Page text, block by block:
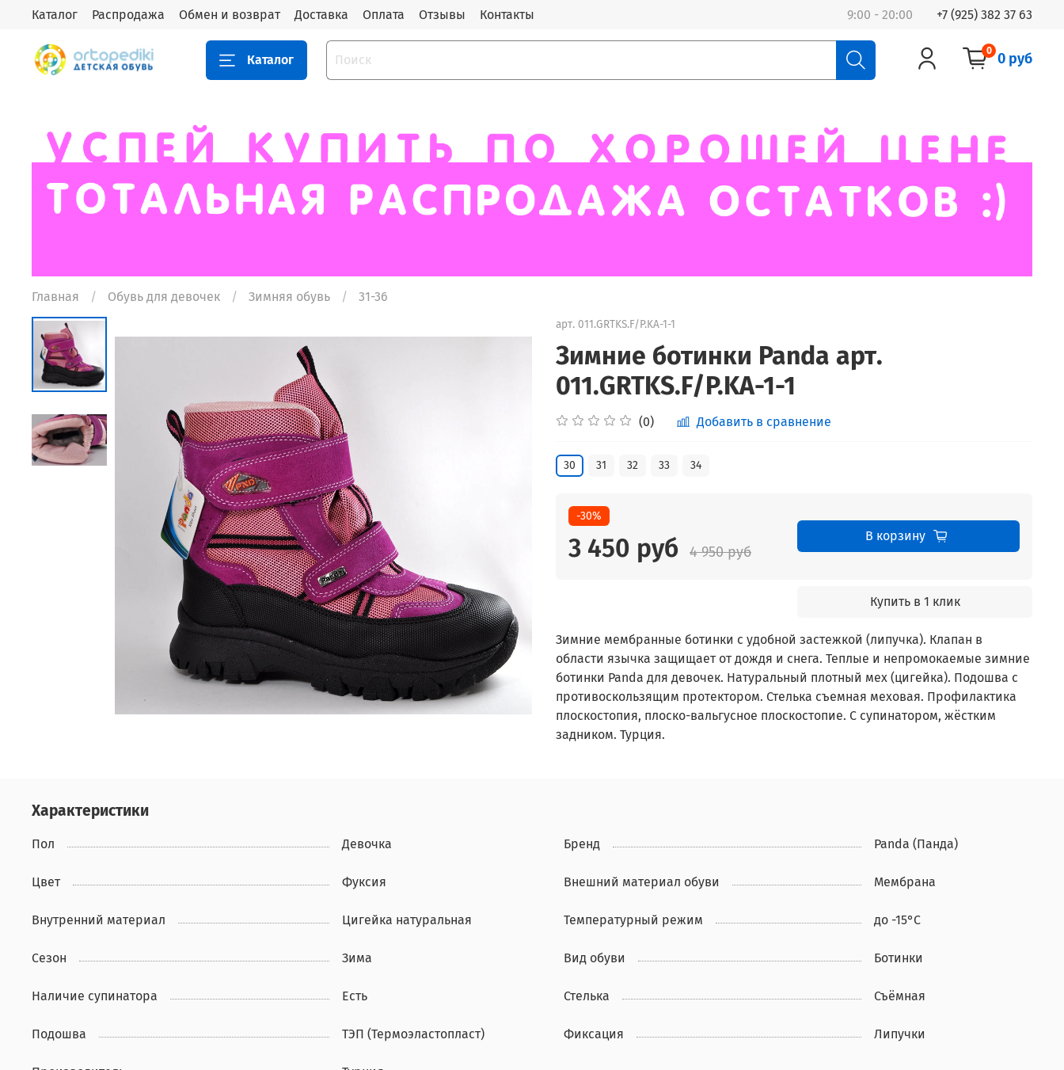
Каталог Распродажа Обмен и возврат Доставка Оплата Отзывы Контакты 9:00 - 20:00 +7 (925) 382 37 63
Каталог
0 0 руб
Главная Обувь для девочек Зимняя обувь 31-36
арт. 011.GRTKS.F/P.KA-1-1
Зимние ботинки Panda арт.
011.GRTKS.F/P.KA-1-1
(0) Добавить в сравнение
30 31 32 33 34
-30%
3 450 руб 4 950 руб
В корзину
Купить в 1 клик
Зимние мембранные ботинки с удобной застежкой (липучка). Клапан в
области язычка защищает от дождя и снега. Теплые и непромокаемые зимние
ботинки Panda для девочек. Натуральный плотный мех (цигейка). Подошва с
противоскользящим протектором. Стелька съемная меховая. Профилактика
плоскостопия, плоско-вальгусное плоскостопие. С супинатором, жёстким
задником. Турция.
Характеристики
Пол Девочка Бренд Panda (Панда)
Цвет Фуксия Внешний материал обуви Мембрана
Внутренний материал Цигейка натуральная Температурный режим до -15°С
Сезон Зима Вид обуви Ботинки
Наличие супинатора Есть Стелька Съёмная
Подошва ТЭП (Термоэластопласт) Фиксация Липучки